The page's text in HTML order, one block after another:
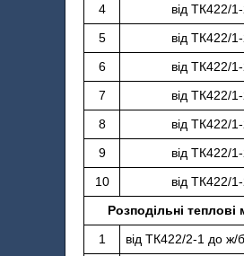
4
від ТК422/
5
від ТК422/
6
від ТК422/
7
від ТК422/
8
від ТК422/
9
від ТК422/
10
від ТК422/
Розподільні
1
від ТК422/2-1 до